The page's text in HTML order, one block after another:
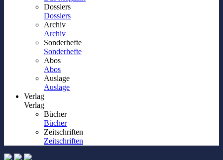
Dossiers
Dossiers
Archiv
Archiv
Sonderhefte
Sonderhefte
Abos
Abos
Auslage
Auslage
Verlag
Verlag
Bücher
Bücher
Zeitschriften
Zeitschriften